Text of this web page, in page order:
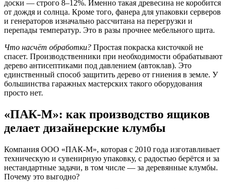
доски — строго 8–12%. Именно такая древесина не коробится
от дождя и солнца. Кроме того, фанера для упаковки серверов
и генераторов изначально рассчитана на перегрузки и
перепады температур. Это в разы прочнее мебельного щита.
Что насчёт обработки? Простая покраска кисточкой не
спасет. Производственники при необходимости обрабатывают
дерево антисептиками под давлением (автоклав). Это
единственный способ защитить дерево от гниения в земле. У
большинства гаражных мастерских такого оборудования
просто нет.
«ПАК-М»: как производство ящиков
делает дизайнерские клумбы
Компания ООО «ПАК-М», которая с 2010 года изготавливает
техническую и сувенирную упаковку, с радостью берётся и за
нестандартные задачи, в том числе — за деревянные клумбы.
Почему это выгодно?